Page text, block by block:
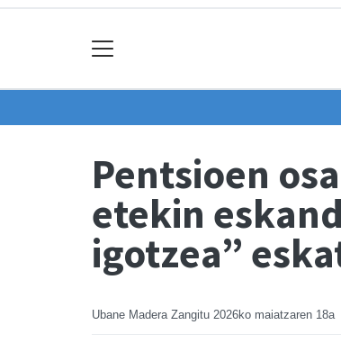
Pentsioen
etekin
igotzea”
Ubane Madera Zangitu 2026ko maiatzaren 18a